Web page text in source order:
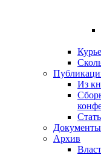
Из
Документы
Архив